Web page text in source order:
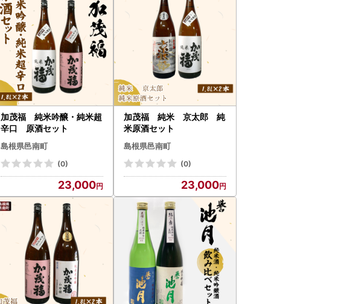
加茂福 純米吟醸・純米超
辛口 原酒セット
島根県邑南町
(0)
23,000
加茂福 純米 京太郎 純
米原酒セット
島根県邑南町
(0)
23,000